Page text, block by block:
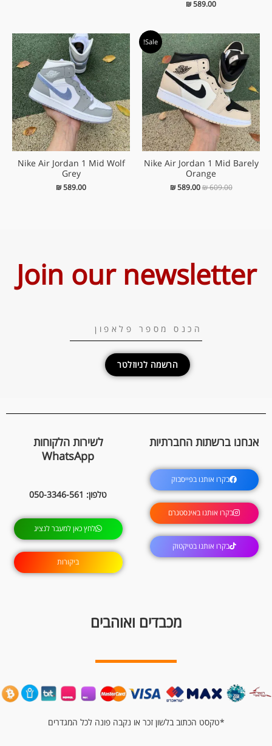
₪589.00
Sale!
Nike Air Jordan 1 Mid Barely
Orange
₪609.00
המחיר
המקורי
היה:
₪ 609.00.
₪589.00
המחיר
הנוכחי
הוא:
₪ 589.00.
Nike Air Jordan 1 Mid Wolf
Grey
₪589.00
Join our newsletter
הרשמה לניוזלטר
אנחנו ברשתות החברתיות
בקרו אותנו בפייסבוק
בקרו אותנו באינסטגרם
בקרו אותנו בטיקטוק
לשירות הלקוחות
WhatsApp
טלפון: 050-3346-561
לחץ כאן למעבר לנציג
ביקורות
מכבדים ואוהבים
*טקסט הכתוב בלשון זכר או נקבה פונה לכל המגדרים